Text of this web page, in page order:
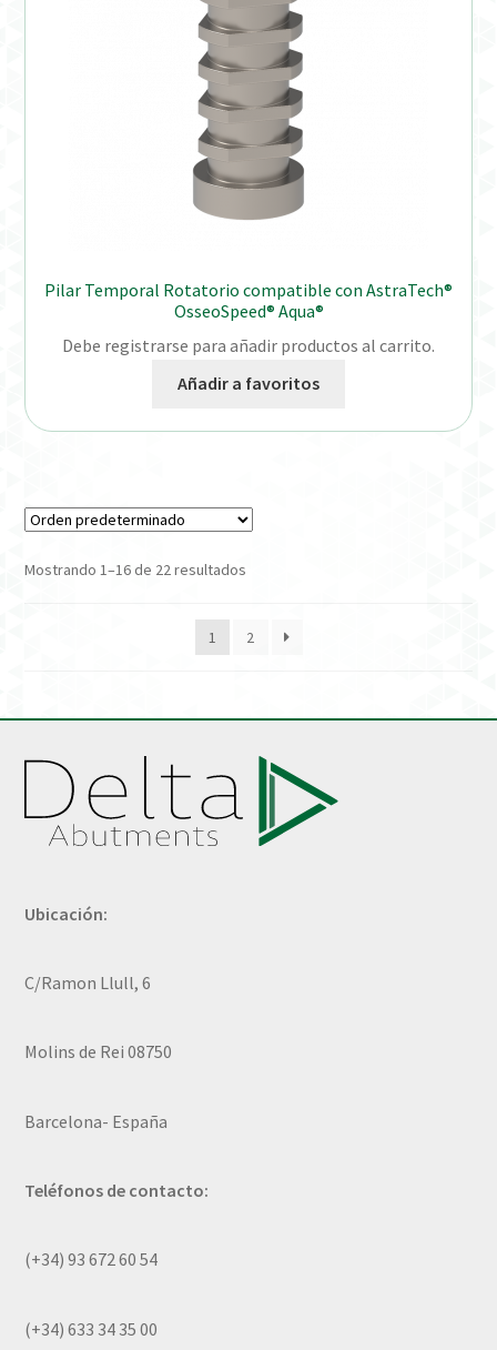
Pilar Temporal Rotatorio compatible con AstraTech®
OsseoSpeed® Aqua®
Debe registrarse para añadir productos al carrito.
Añadir a favoritos
Mostrando 1–16 de 22 resultados
1 2
Ubicación:
C/Ramon Llull, 6
Molins de Rei 08750
Barcelona- España
Teléfonos de contacto:
(+34) 93 672 60 54
(+34) 633 34 35 00